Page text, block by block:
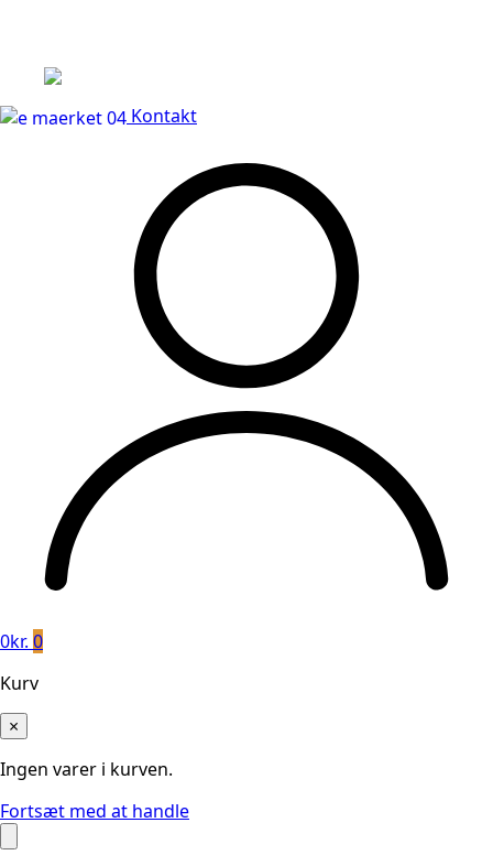
Kontakt
0kr. 0
Kurv
×
Ingen varer i kurven.
Fortsæt med at handle